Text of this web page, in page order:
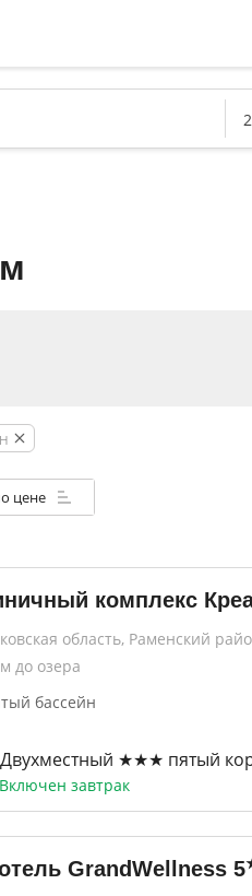
цене
комплекс
область, Раменский
до озера
бассейн
Двухместный ★★★ пятый
Включен завтрак
GrandWellness 5